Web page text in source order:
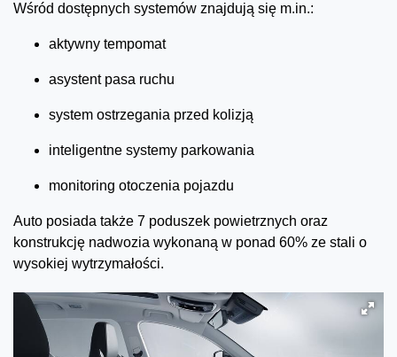
Wśród dostępnych systemów znajdują się m.in.:
aktywny tempomat
asystent pasa ruchu
system ostrzegania przed kolizją
inteligentne systemy parkowania
monitoring otoczenia pojazdu
Auto posiada także 7 poduszek powietrznych oraz
konstrukcję nadwozia wykonaną w ponad 60% ze stali o
wysokiej wytrzymałości.